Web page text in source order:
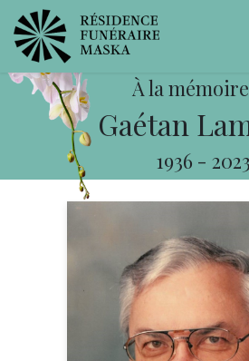
À la
Gaétan
1936 - 2023